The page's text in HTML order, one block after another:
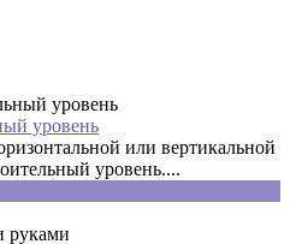
уровень
или вертикальной
уровень....